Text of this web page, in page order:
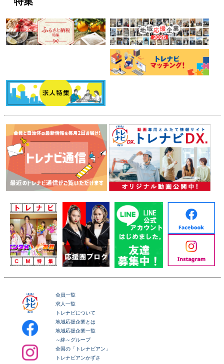
会員一覧
求人一覧
トレナビについて
地域応援企業とは
地域応援企業一覧
～絆～グループ
全国の「トレナビアン」
トレナビアンかずさ